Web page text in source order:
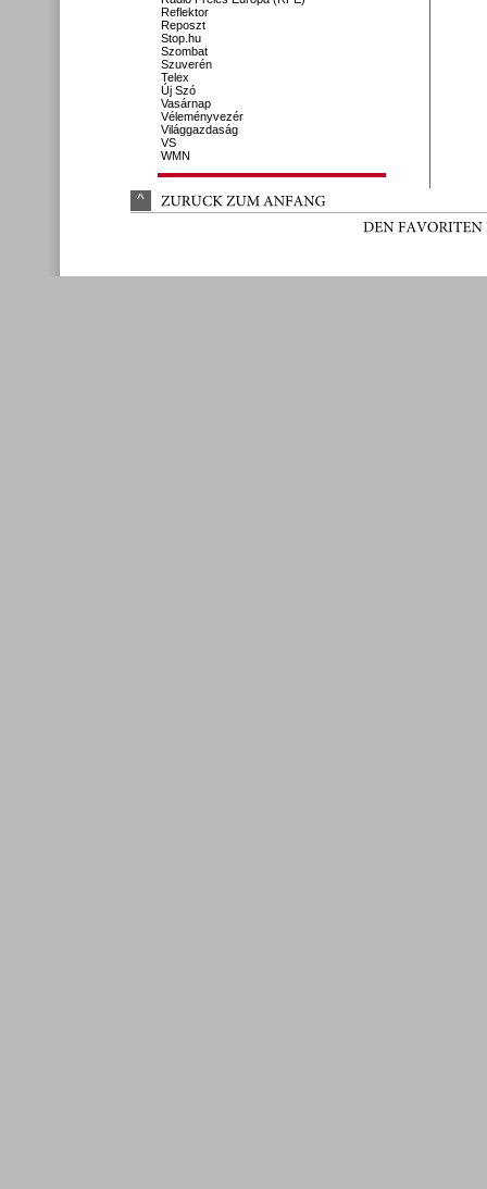
Reflektor
Reposzt
Stop.hu
Szombat
Szuverén
Telex
Új Szó
Vasárnap
Véleményvezér
Világgazdaság
VS
WMN
^ ZURÜCK ZUM ANFANG
DEN FAVORITEN